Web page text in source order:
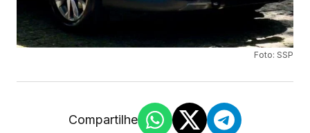
Foto: SSP
Compartilhe